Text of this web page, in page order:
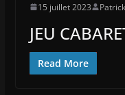
15 juillet 2023 Patrick
JEU
Read More